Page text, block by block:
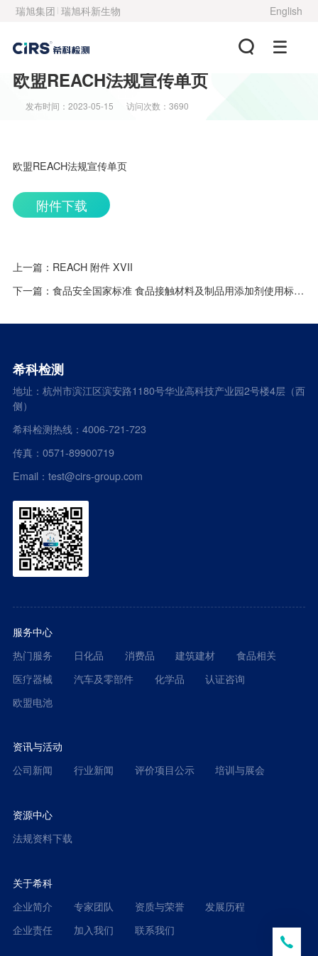
瑞旭集团 瑞旭科新生物 English
欧盟REACH法规宣传单页
发布时间：2023-05-15 访问次数：3690
欧盟REACH法规宣传单页
附件下载
上一篇： REACH 附件 XVII
下一篇： 食品安全国家标准 食品接触材料及制品用添加剂使用标准（GB 9685-2016）修改单（征求意见稿）
希科检测
地址：杭州市滨江区滨安路1180号华业高科技产业园2号楼4层（西
侧）
希科检测热线：4006-721-723
传真：0571-89900719
Email：test@cirs-group.com
服务中心
热门服务
日化品 消费品 建筑建材
食品相关
医疗器械
汽车及零部件 化学品
认证咨询
欧盟电池
资讯与活动
公司新闻
行业新闻 评价项目公示 培训与展会
资源中心
法规资料下载
关于希科
企业简介
专家团队 资质与荣誉
发展历程
企业责任
加入我们 联系我们